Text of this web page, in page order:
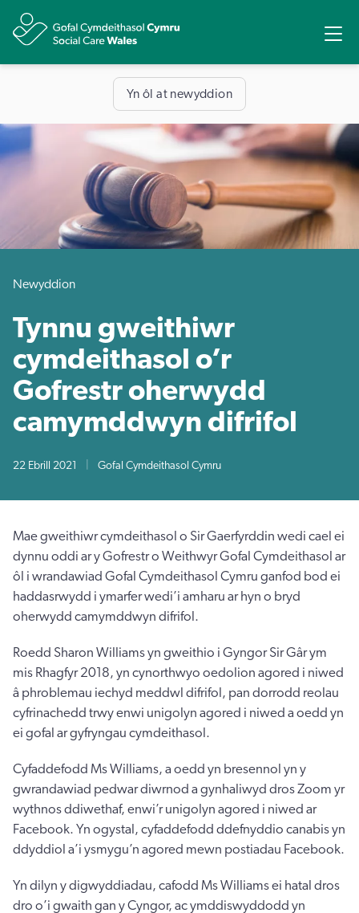
Yn ôl at newyddion
Newyddion
Tynnu gweithiwr
cymdeithasol o’r
Gofrestr oherwydd
camymddwyn difrifol
22 Ebrill 2021 Gofal Cymdeithasol Cymru
Mae gweithiwr cymdeithasol o Sir Gaerfyrddin wedi cael ei
dynnu oddi ar y Gofrestr o Weithwyr Gofal Cymdeithasol ar
ôl i wrandawiad Gofal Cymdeithasol Cymru ganfod bod ei
haddasrwydd i ymarfer wedi’i amharu ar hyn o bryd
oherwydd camymddwyn difrifol.
Roedd Sharon Williams yn gweithio i Gyngor Sir Gâr ym
mis Rhagfyr 2018, yn cynorthwyo oedolion agored i niwed
â phroblemau iechyd meddwl difrifol, pan dorrodd reolau
cyfrinachedd trwy enwi unigolyn agored i niwed a oedd yn
ei gofal ar gyfryngau cymdeithasol.
Cyfaddefodd Ms Williams, a oedd yn bresennol yn y
gwrandawiad pedwar diwrnod a gynhaliwyd dros Zoom yr
wythnos ddiwethaf, enwi’r unigolyn agored i niwed ar
Facebook. Yn ogystal, cyfaddefodd ddefnyddio canabis yn
ddyddiol a’i ysmygu’n agored mewn postiadau Facebook.
Yn dilyn y digwyddiadau, cafodd Ms Williams ei hatal dros
dro o’i gwaith gan y Cyngor, ac ymddiswyddodd yn